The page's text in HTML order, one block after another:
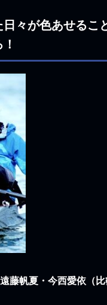
々が色あせるこ
藤帆夏・今西愛依（